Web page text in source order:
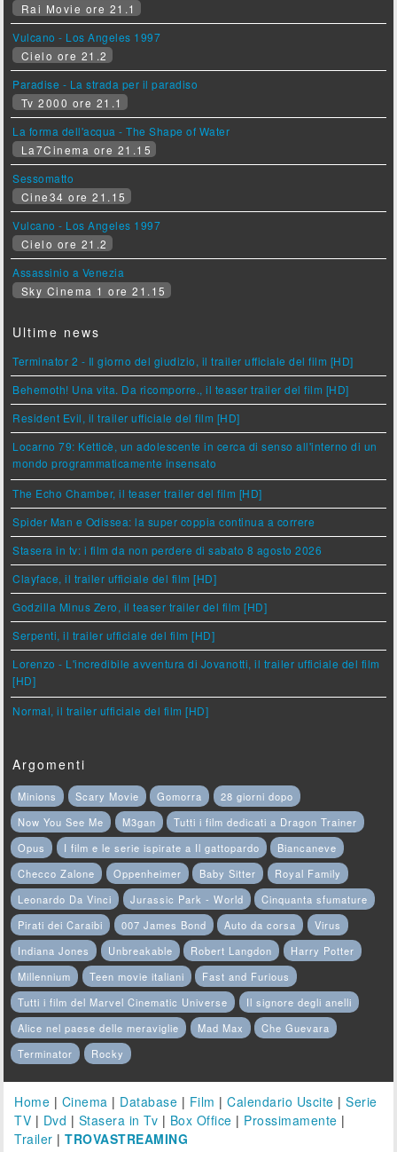
Rai Movie ore 21.1
Vulcano - Los Angeles 1997
Cielo ore 21.2
Paradise - La strada per il paradiso
Tv 2000 ore 21.1
La forma dell'acqua - The Shape of Water
La7Cinema ore 21.15
Sessomatto
Cine34 ore 21.15
Vulcano - Los Angeles 1997
Cielo ore 21.2
Assassinio a Venezia
Sky Cinema 1 ore 21.15
Ultime news
Terminator 2 - Il giorno del giudizio, il trailer ufficiale del film [HD]
Behemoth! Una vita. Da ricomporre., il teaser trailer del film [HD]
Resident Evil, il trailer ufficiale del film [HD]
Locarno 79: Ketticè, un adolescente in cerca di senso all'interno di un
mondo programmaticamente insensato
The Echo Chamber, il teaser trailer del film [HD]
Spider Man e Odissea: la super coppia continua a correre
Stasera in tv: i film da non perdere di sabato 8 agosto 2026
Clayface, il trailer ufficiale del film [HD]
Godzilla Minus Zero, il teaser trailer del film [HD]
Serpenti, il trailer ufficiale del film [HD]
Lorenzo - L'incredibile avventura di Jovanotti, il trailer ufficiale del film
[HD]
Normal, il trailer ufficiale del film [HD]
Argomenti
Minions Scary Movie Gomorra
28 giorni dopo
Now You See Me
M3gan
Tutti i film dedicati a Dragon Trainer
Opus
I film e le serie ispirate a Il gattopardo
Biancaneve
Checco Zalone
Oppenheimer Baby Sitter
Royal Family
Leonardo Da Vinci
Jurassic Park - World
Cinquanta sfumature
Pirati dei Caraibi
007 James Bond Auto da corsa
Virus
Indiana Jones
Unbreakable Robert Langdon
Harry Potter
Millennium
Teen movie italiani
Fast and Furious
Tutti i film del Marvel Cinematic Universe
Il signore degli anelli
Alice nel paese delle meraviglie
Mad Max
Che Guevara
Terminator
Rocky
Home | Cinema | Database | Film |Calendario Uscite |Serie
TV | Dvd | Stasera in Tv | Box Office | Prossimamente |
Trailer |TROVASTREAMING